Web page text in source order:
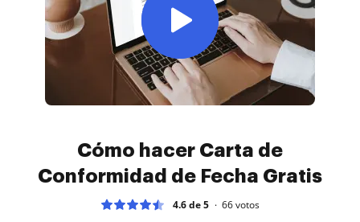
Cómo hacer Carta de
Conformidad de Fecha Gratis
4.6 de 5 66votos